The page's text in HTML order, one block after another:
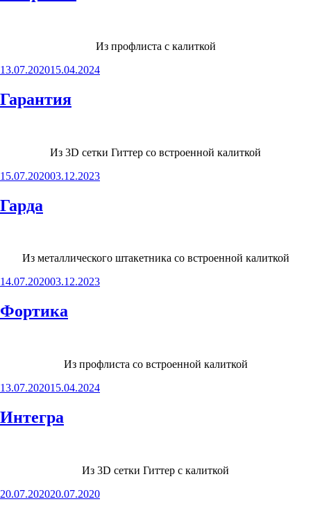
Из профлиста с калиткой
Опубликовано
13.07.202015.04.2024
Гарантия
Из 3D сетки Гиттер со встроенной калиткой
Опубликовано
15.07.202003.12.2023
Гарда
Из металлического штакетника со встроенной калиткой
Опубликовано
14.07.202003.12.2023
Фортика
Из профлиста со встроенной калиткой
Опубликовано
13.07.202015.04.2024
Интегра
Из 3D сетки Гиттер с калиткой
Опубликовано
20.07.202020.07.2020